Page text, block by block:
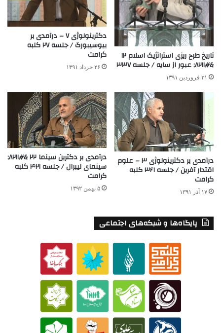
تاریخ طرح ریزی استراتژیک اسلام ۱۲
&#۸۲۱۱; عبور از سایه / جلسه ۳۳۷
۳۱ فروردین ۱۳۹۱
دکترینولوژی ۷ – درآمدی بر
بیوسیبورگ / جلسه ۲۷ کلبه
کرامت
۲۶ خرداد ۱۳۹۱
درآمدی بر دکترینولوژی ۳ – علوم
اقتدار آفرین / جلسه ۳۶۱ کلبه
کرامت
۱۷ آذر ۱۳۹۱
درآمدی ‌بر‌ دکترین ‌سینما‌ ۲۲ &#۸۲۱۱;
سینمای ‌لیبرال / جلسه ۴۲۱ کلبه
کرامت
۵ بهمن ۱۳۹۲
پایگاه‌ها و شبکه‌های اجتماعی